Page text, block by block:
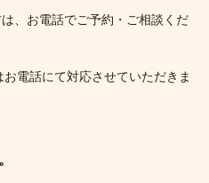
、お電話でご予約・ご相談くだ
電話にて対応させていただきま